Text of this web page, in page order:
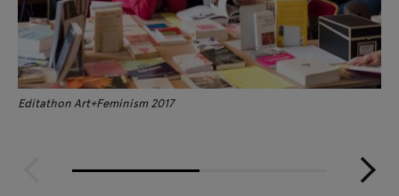
Editathon Art+Feminism 2017